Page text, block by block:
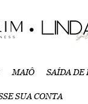
MAIÔ SAÍDA DE
SUA CONTA